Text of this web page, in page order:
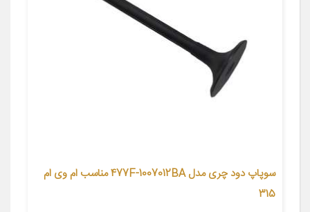
سوپاپ دود چری مدل 477F-1007012BA مناسب ام وی ام
315